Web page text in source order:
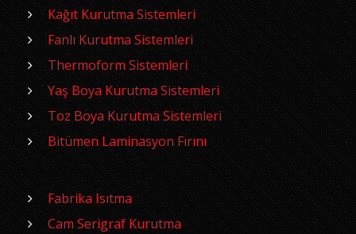
Kağıt Kurutma Sistemleri
Fanlı Kurutma Sistemleri
Thermoform Sistemleri
Yaş Boya Kurutma Sistemleri
Toz Boya Kurutma Sistemleri
Bitümen Laminasyon Fırını
Fabrika Isıtma
Cam Serigraf Kurutma